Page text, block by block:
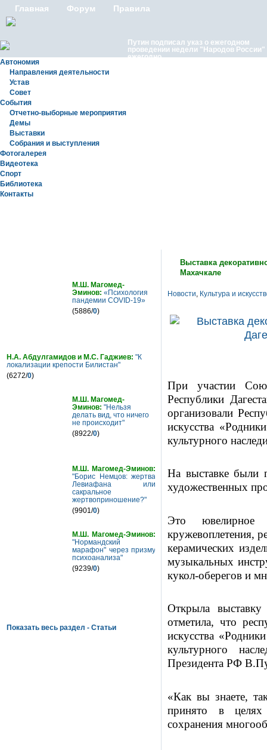
Главная Форум Правила
Автономия
Направления деятельности
Устав
Совет
События
Отчетно-выборные мероприятия
Демы
Выставки
Собрания и выступления
Фотогалерея
Видеотека
Спорт
Библиотека
Контакты
Путин подписал указ о ежегодном
проведении недели "Народов России"
ежегодно
Выставка
Махачкале
Новости, Культура и
При участии
Республики
организовали
искусства
культурного
На выставке были
художественных
Это ювелирное
кружевоплетения,
керамических
музыкальных
кукол-оберегов и
Открыла
отметила, что
искусства
культурного
Президента РФ
«Как вы знаете,
принято в целях
сохранения
М.Ш. Магомед-
Эминов: «Психология
пандемии COVID-19»
(5886/0)
Н.А. Абдулгамидов и М.С. Гаджиев: "К
локализации крепости Билистан"
(6272/0)
М.Ш. Магомед-
Эминов: "Нельзя
делать вид, что ничего
не происходит"
(8922/0)
М.Ш. Магомед-Эминов:
"Борис Немцов: жертва
Левиафана или
сакральное
жертвоприношение?"
(9901/0)
М.Ш. Магомед-Эминов:
"Нормандский
марафон" через призму
психоанализа"
(9239/0)
Показать весь раздел - Статьи